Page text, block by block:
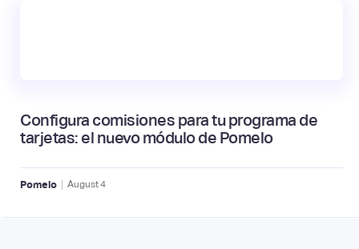
Configura comisiones para tu programa de
tarjetas: el nuevo módulo de Pomelo
Pomelo | August4